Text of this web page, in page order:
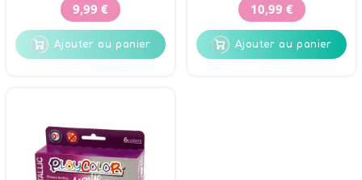
9,99 €
Ajouter au panier
10,99 €
Ajouter au panier